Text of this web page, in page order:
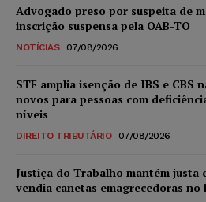
Advogado preso por suspeita de
inscrição suspensa pela OAB-TO
NOTÍCIAS 07/08/2026
STF amplia isenção de IBS e CBS
novos para pessoas com
níveis
DIREITO TRIBUTÁRIO 07/08/2026
Justiça do Trabalho mantém justa
vendia canetas emagrecedoras